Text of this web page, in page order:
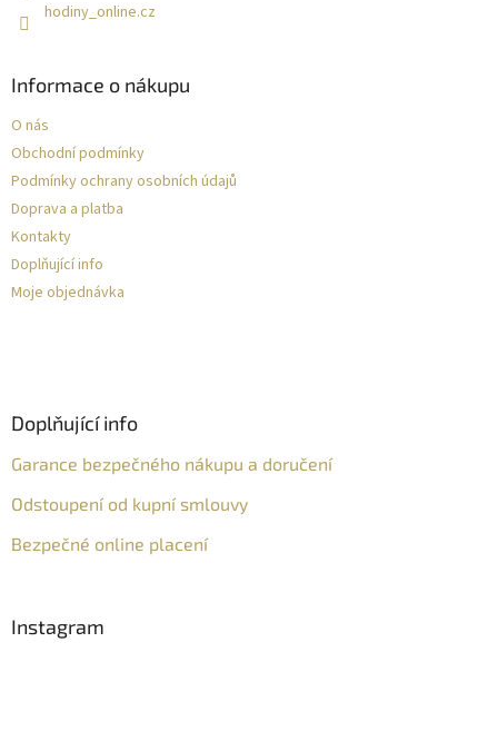
hodiny_online.cz
Informace o nákupu
O nás
Obchodní podmínky
Podmínky ochrany osobních údajů
Doprava a platba
Kontakty
Doplňující info
Moje objednávka
Doplňující info
Garance bezpečného nákupu a doručení
Odstoupení od kupní smlouvy
Bezpečné online placení
Instagram